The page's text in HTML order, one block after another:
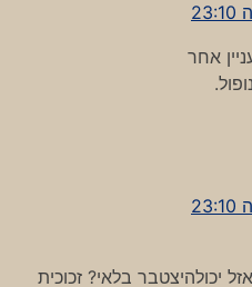
אחר
יכולהיצטבר בלאי? זכוכית